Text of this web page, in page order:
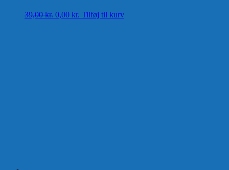
39,00kr. Den
0,00 kr. Den
Tilføj til kurv